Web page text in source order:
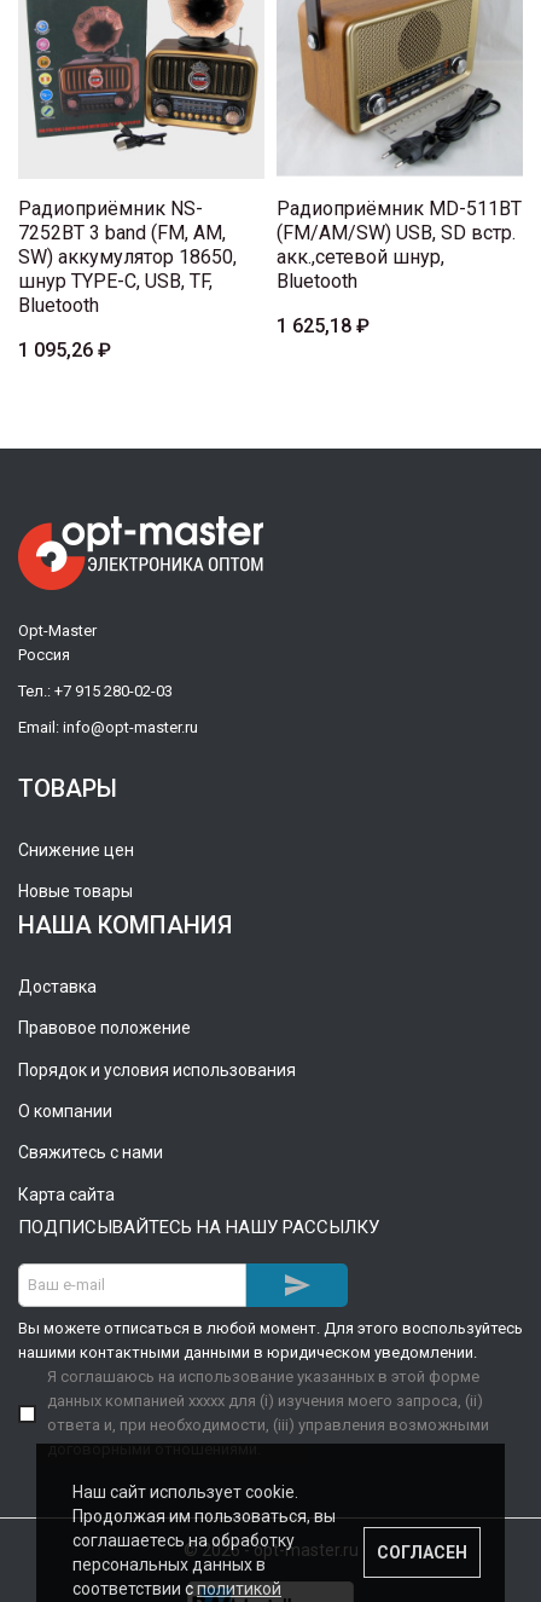
Радиоприёмник NS-
7252BT 3 band (FM, AM,
SW) аккумулятор 18650,
шнур TYPE-C, USB, TF,
Bluetooth
1 095,26 ₽
Радиоприёмник MD-511BT
(FM/AM/SW) USB, SD встр.
акк.,сетевой шнур,
Bluetooth
1 625,18 ₽
Opt-Master
Россия
Тел.: +7 915 280-02-03
Email: info@opt-master.ru
ТОВАРЫ
Снижение цен
Новые товары
НАША КОМПАНИЯ
Доставка
Правовое положение
Порядок и условия использования
О компании
Свяжитесь с нами
Карта сайта
ПОДПИСЫВАЙТЕСЬ НА НАШУ РАССЫЛКУ

Вы можете отписаться в любой момент. Для этого воспользуйтесь
нашими контактными данными в юридическом уведомлении.
Я соглашаюсь на использование указанных в этой форме
данных компанией xxxxx для (i) изучения моего запроса, (ii)
ответа и, при необходимости, (iii) управления возможными
договорными отношениями.
© 2026 - opt-master.ru
Наш сайт использует cookie.
Продолжая им пользоваться, вы
соглашаетесь на обработку
персональных данных в
соответствии сполитикой
СОГЛАСЕН